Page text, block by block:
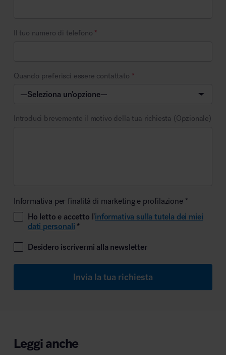
Il tuo numero di telefono *
Quando preferisci essere contattato *
Introduci brevemente il motivo della tua richiesta (Opzionale)
Informativa per finalità di marketing e profilazione *
Ho letto e accetto l'informativa sulla tutela dei miei
dati personali *
Desidero iscrivermi alla newsletter
Invia la tua richiesta
Leggi anche